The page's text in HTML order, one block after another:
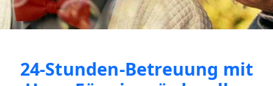
24-Stunden-Betreuung mit